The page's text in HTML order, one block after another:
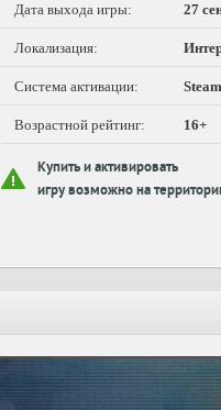
Дата выхода игры: 27
Локализация:
Система активации: Steam
Возрастной рейтинг: 16+
Купить и активировать
игру возможно на